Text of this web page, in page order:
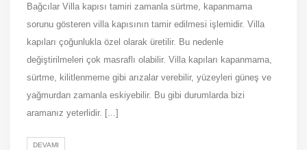
Bağcılar Villa kapısı tamiri zamanla sürtme, kapanmama
sorunu gösteren villa kapısının tamir edilmesi işlemidir. Villa
kapıları çoğunlukla özel olarak üretilir. Bu nedenle
değiştirilmeleri çok masraflı olabilir. Villa kapıları kapanmama,
sürtme, kilitlenmeme gibi arızalar verebilir, yüzeyleri güneş ve
yağmurdan zamanla eskiyebilir. Bu gibi durumlarda bizi
aramanız yeterlidir. [...]
DEVAMI